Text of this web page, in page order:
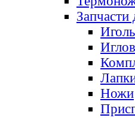
Ножи